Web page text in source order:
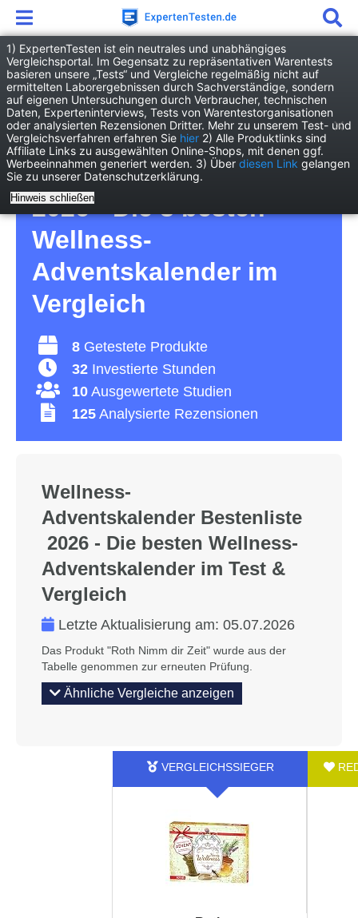
Drogerie
Kosmetik & Hygiene
Wellness-Adventskalender
Wellness-
Adventskalender Test
2026 • Die 8 besten
Wellness-
Adventskalender im
Vergleich
8 Getestete Produkte
32 Investierte Stunden
10 Ausgewertete Studien
125 Analysierte Rezensionen
Wellness-
Adventskalender Bestenliste
2026 - Die besten Wellness-
Adventskalender im Test &
Vergleich
Letzte Aktualisierung am: 05.07.2026
Das Produkt "Roth Nimm dir Zeit" wurde aus der
Tabelle genommen zur erneuten Prüfung.
Ähnliche Vergleiche anzeigen
1) ExpertenTesten ist ein neutrales und unabhängiges
Vergleichsportal. Im Gegensatz zu repräsentativen Warentests
basieren unsere „Tests“ und Vergleiche regelmäßig nicht auf
ermittelten Laborergebnissen durch Sachverständige, sondern
auf eigenen Untersuchungen durch Verbraucher, technischen
Daten, Experteninterviews, Tests von Warentestorganisationen
oder analysierten Rezensionen Dritter. Mehr zu unserem Test- und
Vergleichsverfahren erfahren Sie hier 2) Alle Produktlinks sind
Affiliate Links zu ausgewählten Online-Shops, mit denen ggf.
Werbeeinnahmen generiert werden. 3) Über diesen Link gelangen
Sie zu unserer Datenschutzerklärung.
Hinweis schließen